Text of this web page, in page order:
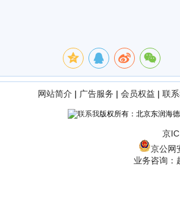
网站简介 | 广告服务 | 会员权益 | 联
版权所有：北京东润海
京
京公网
业务咨询：